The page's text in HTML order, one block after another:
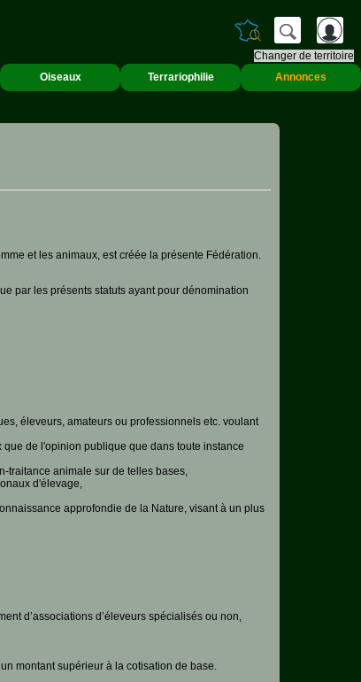
Changer de territoire
Oiseaux Terrariophilie Annonces
et les animaux, est créée la présente Fédération.
par les présents statuts ayant pour dénomination
éleveurs, amateurs ou professionnels etc. voulant
de l'opinion publique que dans toute instance
traitance animale sur de telles bases,
d'élevage,
approfondie de la Nature, visant à un plus
d’associations d’éleveurs spécialisés ou non,
montant supérieur à la cotisation de base.